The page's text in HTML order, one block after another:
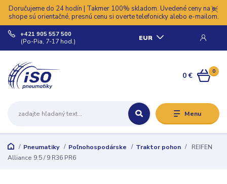
Doručujeme do 24 hodín | Takmer 100% skladom. Uvedené ceny na e-
shope sú orientačné, presnú cenu si overte telefonicky alebo e-mailom.
Menu
EUR
+421 905 557 500
(Po-Pia, 7-17 hod.)
0
0 €
Pneumatiky Poľnohospodárske Traktor pohon
REIFEN
Alliance 9.5 / 9 R36 PR6